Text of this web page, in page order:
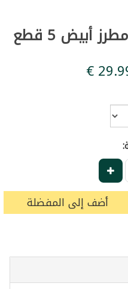
أبيض 5 قطع
أضف إلى المفضلة